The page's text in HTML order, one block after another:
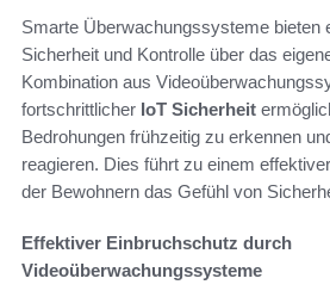
Smarte Überwachungssysteme bieten
Sicherheit und Kontrolle über das
Kombination aus
fortschrittlicher IoT Sicherheit
Bedrohungen frühzeitig zu erkennen
reagieren. Dies führt zu einem
der Bewohnern das Gefühl von
Effektiver Einbruchschutz durch
Videoüberwachungssysteme